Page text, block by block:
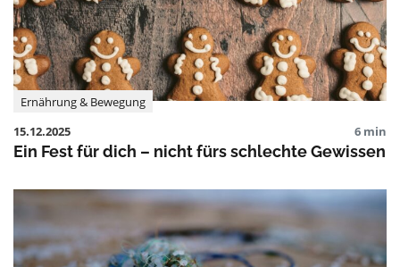
Ernährung & Bewegung
15.12.2025
6 min
Ein Fest für dich – nicht fürs schlechte Gewissen